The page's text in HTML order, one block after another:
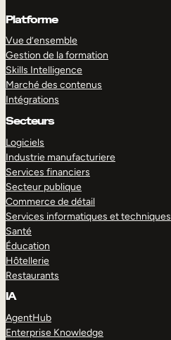
Platforme
Vue d’ensemble
Gestion de la formation
Skills Intelligence
Marché des contenus
Intégrations
Secteurs
Logiciels
Industrie manufacturiere
Services financiers
Secteur publique
Commerce de détail
Services informatiques et techniques
Santé
Éducation
Hôtellerie
Restaurants
IA
AgentHub
Enterprise Knowledge